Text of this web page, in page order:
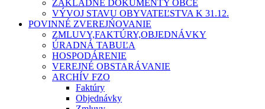
ZÁKLADNÉ DOKUMENTY OBCE
VÝVOJ STAVU OBYVATEĽSTVA K 31.12.
POVINNÉ ZVEREJŃOVANIE
ZMLUVY,FAKTÚRY,OBJEDNÁVKY
ÚRADNÁ TABUĽA
HOSPODÁRENIE
VEREJNÉ OBSTARÁVANIE
ARCHÍV FZO
Faktúry
Objednávky